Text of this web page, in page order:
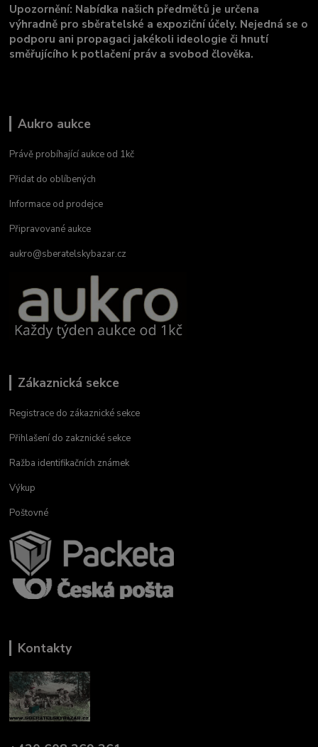
Upozornění: Nabídka našich předmětů je určena
výhradně pro sběratelské a expoziční účely. Nejedná se o
podporu ani propagaci jakékoli ideologie či hnutí
směřujícího k potlačení práv a svobod člověka.
Aukro aukce
Právě probíhající aukce od 1kč
Přidat do oblíbených
Informace od prodejce
Připravované aukce
aukro@sberatelskybazar.cz
Zákaznická sekce
Registrace do zákaznické sekce
Přihlašení do zakznické sekce
Ražba identifikačních známek
Výkup
Poštovné
Kontakty